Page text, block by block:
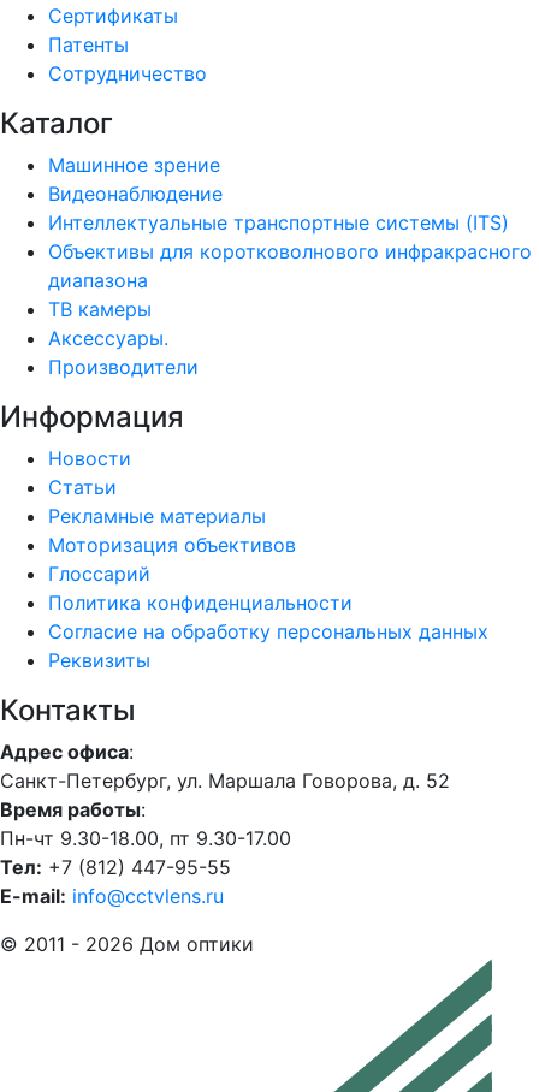
Сертификаты
Патенты
Сотрудничество
Каталог
Машинное зрение
Видеонаблюдение
Интеллектуальные транспортные системы (ITS)
Объективы для коротковолнового инфракрасного
диапазона
ТВ камеры
Аксессуары.
Производители
Информация
Новости
Статьи
Рекламные материалы
Моторизация объективов
Глоссарий
Политика конфиденциальности
Согласие на обработку персональных данных
Реквизиты
Контакты
Адрес офиса:
Санкт-Петербург, ул. Маршала Говорова, д. 52
Время работы:
Пн-чт 9.30-18.00, пт 9.30-17.00
Тел: +7 (812) 447-95-55
E-mail: info@cctvlens.ru
© 2011 - 2026 Дом оптики